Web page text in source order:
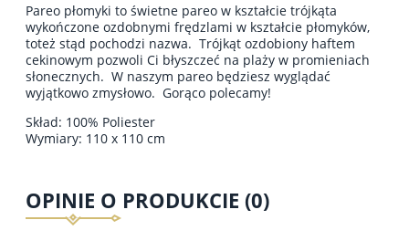
Pareo płomyki to świetne pareo w kształcie trójkąta
wykończone ozdobnymi frędzlami w kształcie płomyków,
toteż stąd pochodzi nazwa. Trójkąt ozdobiony haftem
cekinowym pozwoli Ci błyszczeć na plaży w promieniach
słonecznych. W naszym pareo będziesz wyglądać
wyjątkowo zmysłowo. Gorąco polecamy!
Skład: 100% Poliester
Wymiary: 110 x 110 cm
OPINIE O PRODUKCIE (0)